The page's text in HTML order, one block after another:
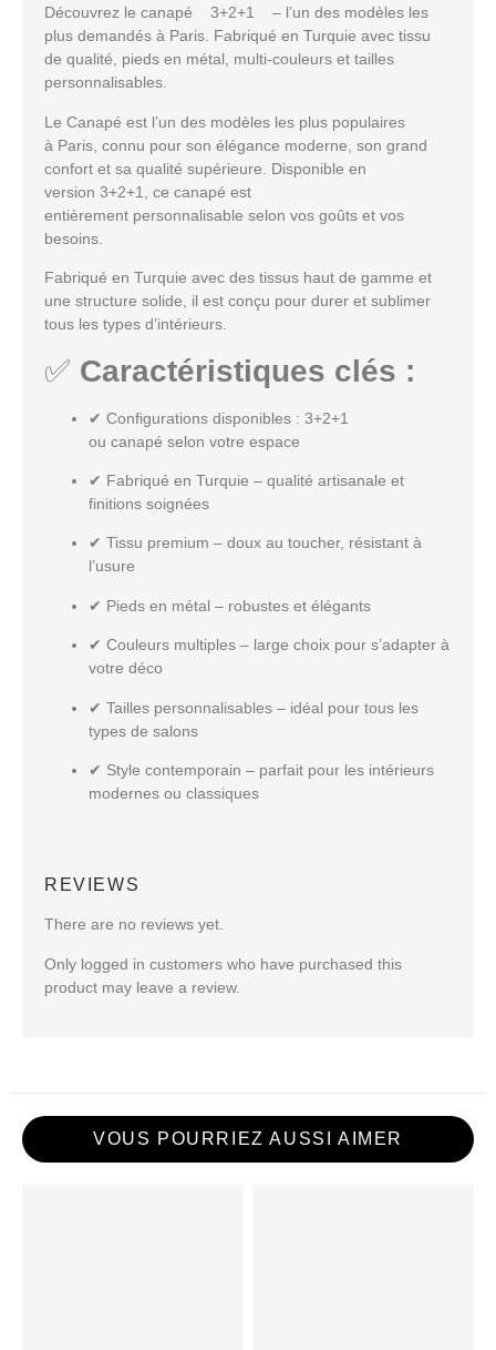
Découvrez le canapé 3+2+1 – l’un des modèles les
plus demandés à Paris. Fabriqué en Turquie avec tissu
de qualité, pieds en métal, multi-couleurs et tailles
personnalisables.
Le Canapé est l’un des modèles les plus populaires
à Paris , connu pour son élégance moderne , son grand
confort et sa qualité supérieure . Disponible en
version 3+2+1
, ce canapé est
entièrement personnalisable selon vos goûts et vos
besoins.
Fabriqué en Turquie avec des tissus haut de gamme et
une structure solide, il est conçu pour durer et sublimer
tous les types d’intérieurs.
✅ Caractéristiques clés :
✔ Configurations disponibles : 3+2+1
ou canapé selon votre espace
✔ Fabriqué en Turquie – qualité artisanale et
finitions soignées
✔ Tissu premium – doux au toucher, résistant à
l’usure
✔ Pieds en métal – robustes et élégants
✔ Couleurs multiples – large choix pour s’adapter à
votre déco
✔ Tailles personnalisables – idéal pour tous les
types de salons
✔ Style contemporain – parfait pour les intérieurs
modernes ou classiques
REVIEWS
There are no reviews yet.
Only logged in customers who have purchased this
product may leave a review.
VOUS POURRIEZ AUSSI AIMER